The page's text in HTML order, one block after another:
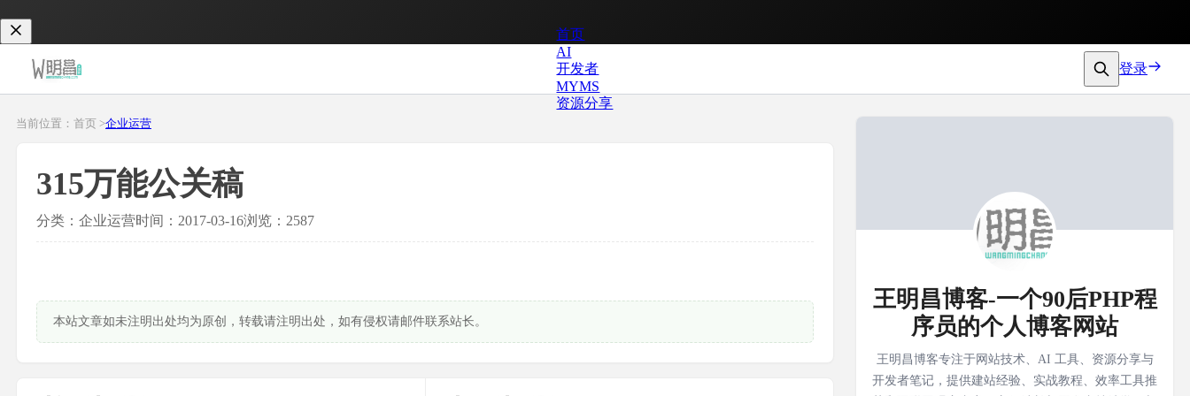
首页
AI
开发者
MYMS
资源分享
登录
当前位置：首页 >企业运营
315万能公关稿
分类：企业运营时间：2017-03-16浏览：2587
本站文章如未注明出处均为原创，转载请注明出处，如有侵权请邮件联系站长。
王明昌博客-一个90后PHP程
序员的个人博客网站
王明昌博客专注于网站技术、AI 工具、资源分享与
开发者笔记，提供建站经验、实战教程、效率工具推